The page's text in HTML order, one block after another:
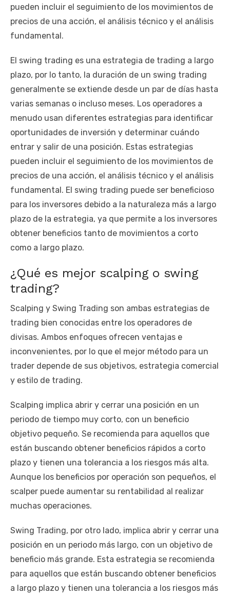
pueden incluir el seguimiento de los movimientos de
precios de una acción, el análisis técnico y el análisis
fundamental.
El swing trading es una estrategia de trading a largo
plazo, por lo tanto, la duración de un swing trading
generalmente se extiende desde un par de días hasta
varias semanas o incluso meses. Los operadores a
menudo usan diferentes estrategias para identificar
oportunidades de inversión y determinar cuándo
entrar y salir de una posición. Estas estrategias
pueden incluir el seguimiento de los movimientos de
precios de una acción, el análisis técnico y el análisis
fundamental. El swing trading puede ser beneficioso
para los inversores debido a la naturaleza más a largo
plazo de la estrategia, ya que permite a los inversores
obtener beneficios tanto de movimientos a corto
como a largo plazo.
¿Qué es mejor scalping o swing
trading?
Scalping y Swing Trading son ambas estrategias de
trading bien conocidas entre los operadores de
divisas. Ambos enfoques ofrecen ventajas e
inconvenientes, por lo que el mejor método para un
trader depende de sus objetivos, estrategia comercial
y estilo de trading.
Scalping implica abrir y cerrar una posición en un
periodo de tiempo muy corto, con un beneficio
objetivo pequeño. Se recomienda para aquellos que
están buscando obtener beneficios rápidos a corto
plazo y tienen una tolerancia a los riesgos más alta.
Aunque los beneficios por operación son pequeños, el
scalper puede aumentar su rentabilidad al realizar
muchas operaciones.
Swing Trading, por otro lado, implica abrir y cerrar una
posición en un periodo más largo, con un objetivo de
beneficio más grande. Esta estrategia se recomienda
para aquellos que están buscando obtener beneficios
a largo plazo y tienen una tolerancia a los riesgos más